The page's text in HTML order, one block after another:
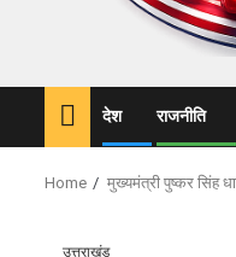
देश राजनीति
Home मुख्यमंत्री पुष्कर सिंह
उत्तराखंड